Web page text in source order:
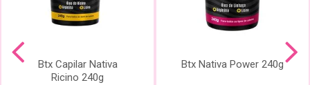
Btx Capilar Nativa
Ricino 240g
Btx Nativa Power 240g